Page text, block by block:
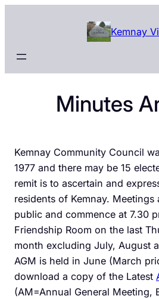
Kemnay
Minutes
Kemnay Community Council
1977 and there may be 15
remit is to ascertain and
residents of Kemnay. Meetings
public and commence at 7.30
Friendship Room on the last
month excluding July, August
AGM is held in June (March
download a copy of the Latest
(AM=Annual General Meeting,